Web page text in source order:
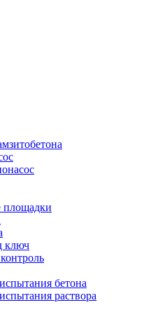
площадки
ключ
бетона
раствора